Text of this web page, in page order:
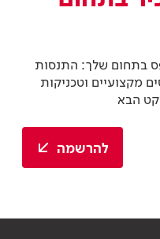
בתחום שלך: התנסות
מקצועיים וטכניקות
הבא
להרשמה